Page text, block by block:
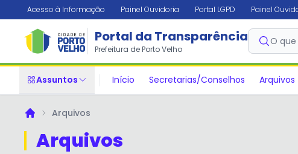
Acesso à Informação Painel Ouvidoria Portal LGPD Painel
Portal da Transparência
Prefeitura de Porto Velho
O
Assuntos Início Secretarias/Conselhos Arquivos
PrincipalArquivos
Arquivos
✕